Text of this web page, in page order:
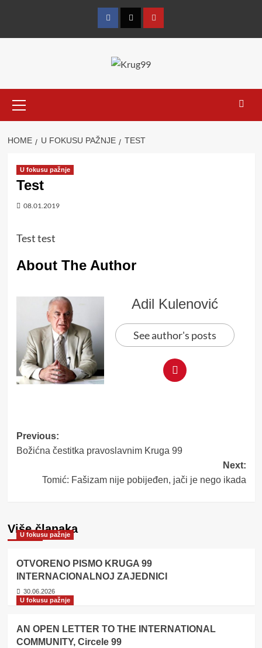
content
FacebookTwitterYouTube
Menu
HOME U FOKUSU PAŽNJE TEST
U fokusu pažnje
Test
08.01.2019
Test test
About The Author
Adil Kulenović
See author's posts
Post
navigation
Previous:
Božićna čestitka pravoslavnim Kruga 99
Next:
Tomić: Fašizam nije pobijeđen, jači je nego ikada
Više članaka
U fokusu pažnje
OTVORENO PISMO KRUGA 99
INTERNACIONALNOJ ZAJEDNICI
30.06.2026
U fokusu pažnje
AN OPEN LETTER TO THE INTERNATIONAL
COMMUNITY, Circele 99